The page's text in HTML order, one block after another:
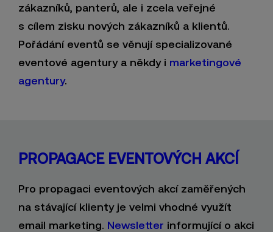
zákazníků, panterů, ale i zcela veřejné
s cílem zisku nových zákazníků a klientů.
Pořádání eventů se věnují specializované
eventové agentury a někdy i marketingové
agentury.
PROPAGACE EVENTOVÝCH AKCÍ
Pro propagaci eventových akcí zaměřených
na stávající klienty je velmi vhodné využít
email marketing. Newsletter informující o akci